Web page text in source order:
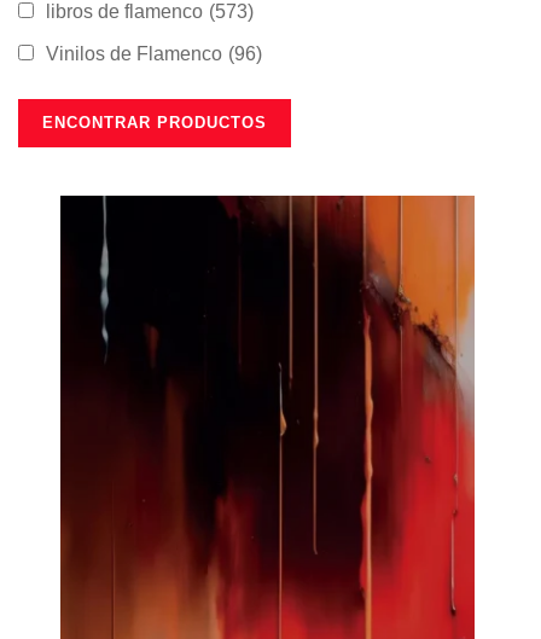
libros de flamenco (573)
Vinilos de Flamenco (96)